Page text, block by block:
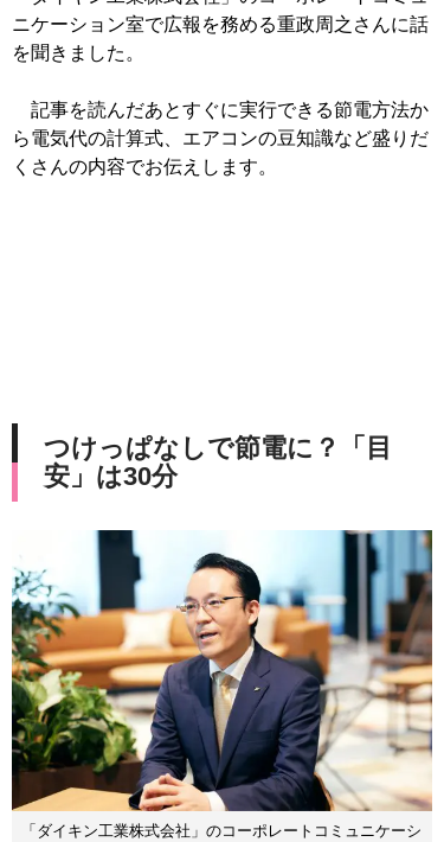
ニケーション室で広報を務める重政周之さんに話
を聞きました。
記事を読んだあとすぐに実行できる節電方法か
ら電気代の計算式、エアコンの豆知識など盛りだ
くさんの内容でお伝えします。
つけっぱなしで節電に？「目
安」は30分
「ダイキン工業株式会社」のコーポレートコミュニケーシ